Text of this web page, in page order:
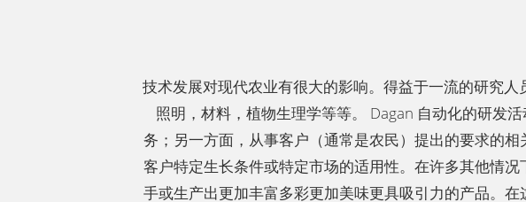
技术发展对现代农业有很大的影响。得益于一流的研究人
照明，材料，植物生理学等等。
Dagan 自动化的研发
务；另一方面，从事客户（通常是农民）提出的要求的
客户特定生长条件或特定市场的适用性。在许多其他情
手或生产出更加丰富多彩更加美味更具吸引力的产品。